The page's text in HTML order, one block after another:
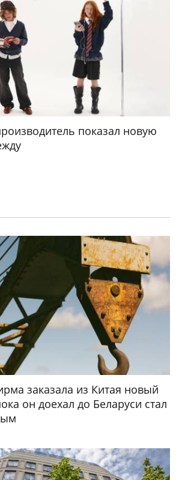
показал новую
заказала из Китая новый
он доехал до Беларуси стал